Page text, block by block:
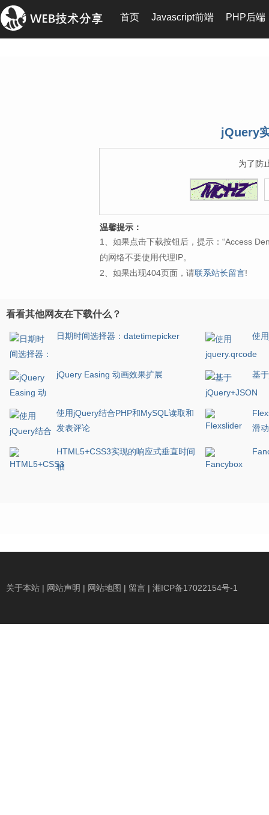
首页 Javascript前端 PHP后端
jQuery
为了防
温馨提示：
1、如果点击下载按钮后，提示：“Access
的网络不要使用代理IP。
2、如果出现404页面，请联系站长留言!
看看其他网友在下载什么？
日期时间选择器：datetimepicker 使
jQuery Easing 动画效果扩展 基
使用jQuery结合PHP和MySQL读取和
发表评论
滑
HTML5+CSS3实现的响应式垂直时间
轴
关于本站 | 网站声明 | 网站地图 | 留言 | 湘ICP备17022154号-1